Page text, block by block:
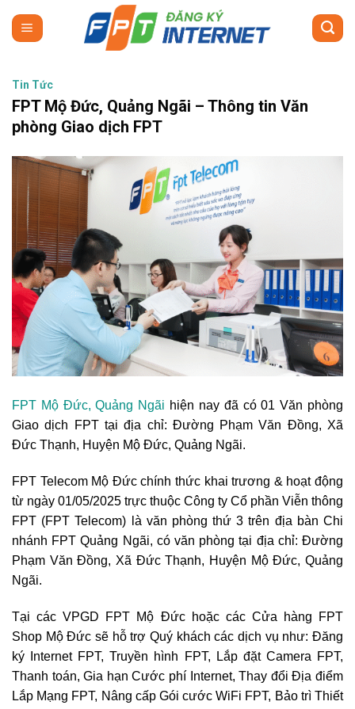
Tin Tức
FPT Mộ Đức, Quảng Ngãi – Thông tin Văn
phòng Giao dịch FPT
FPT Mộ Đức, Quảng Ngãi hiện nay đã có 01 Văn phòng
Giao dịch FPT tại địa chỉ: Đường Phạm Văn Đồng, Xã
Đức Thạnh, Huyện Mộ Đức, Quảng Ngãi.
FPT Telecom Mộ Đức chính thức khai trương & hoạt động
từ ngày 01/05/2025 trực thuộc Công ty Cổ phần Viễn thông
FPT (FPT Telecom) là văn phòng thứ 3 trên địa bàn Chi
nhánh FPT Quảng Ngãi, có văn phòng tại địa chỉ: Đường
Phạm Văn Đồng, Xã Đức Thạnh, Huyện Mộ Đức, Quảng
Ngãi.
Tại các VPGD FPT Mộ Đức hoặc các Cửa hàng FPT
Shop Mộ Đức sẽ hỗ trợ Quý khách các dịch vụ như: Đăng
ký Internet FPT, Truyền hình FPT, Lắp đặt Camera FPT,
Thanh toán, Gia hạn Cước phí Internet, Thay đổi Địa điểm
Lắp Mạng FPT, Nâng cấp Gói cước WiFi FPT, Bảo trì Thiết